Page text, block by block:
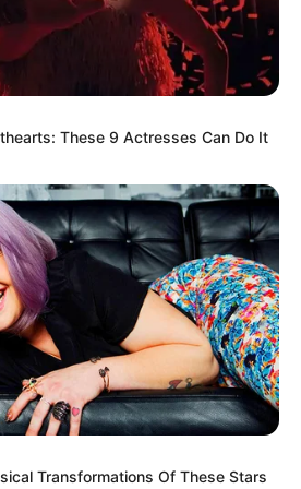
aí estão de Parabéns. Tem que
bolo para confeiteira porque achava que era
do Retroativo do novo Piso nos municípios
These 9 Actresses Can Do It
Transformations Of These Stars